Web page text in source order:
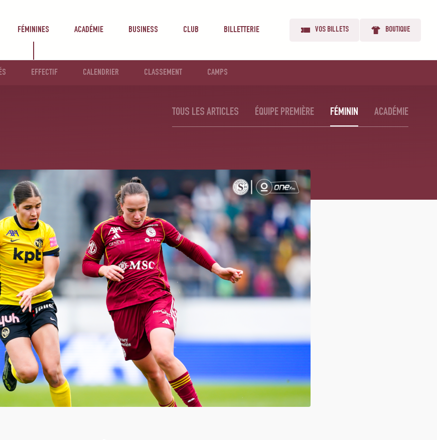
FÉMININES ACADÉMIE BUSINESS CLUB BILLETTERIE
EFFECTIF CALENDRIER CLASSEMENT CAMPS
VOS BILLETS BOUTIQUE
TOUS LES ARTICLES ÉQUIPE PREMIÈRE FÉMININ ACADÉMIE